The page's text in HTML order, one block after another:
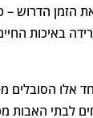
הזמן הדרוש –
באיכות
אלו הסובלים
לבתי האבות